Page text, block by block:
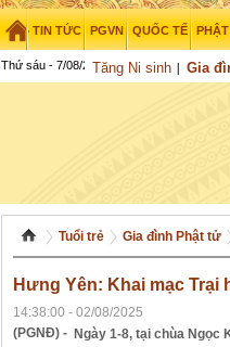
TIN TỨC PGVN QUỐC TẾ
Tăng Ni sinh Gia
Thứ sáu - 7/08/2026 – 06: 21 47
Tuổi trẻ Gia đình Phật tử
Hưng Yên: Khai mạc Trại
14:38:00 - 02/08/2025
(PGNĐ) - Ngày 1-8, tại chùa Ngọc